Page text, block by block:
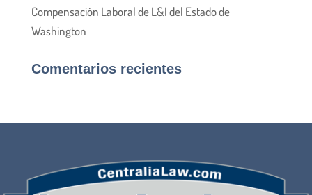
Compensación Laboral de L&I del Estado de
Washington
Comentarios recientes